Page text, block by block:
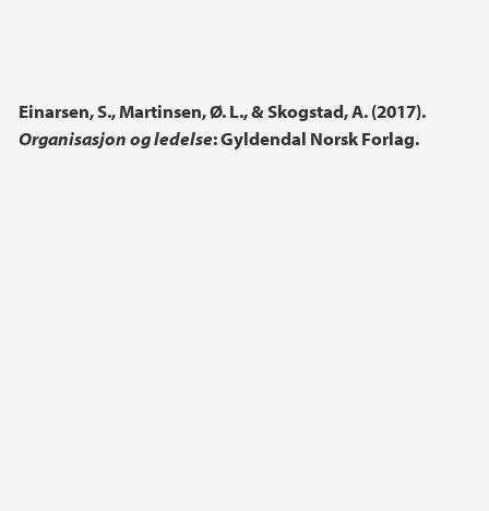
Einarsen, S., Martinsen, Ø. L., & Skogstad, A. (2017).
Organisasjon og ledelse: Gyldendal Norsk Forlag.